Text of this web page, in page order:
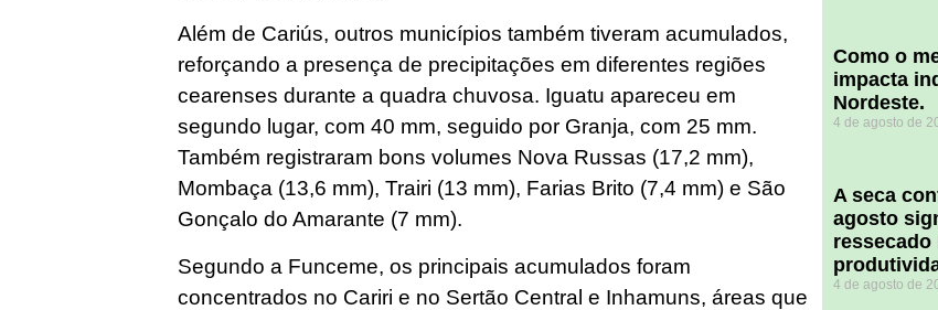
Além de Cariús, outros municípios também tiveram acumulados,
reforçando a presença de precipitações em diferentes regiões
cearenses durante a quadra chuvosa. Iguatu apareceu em
segundo lugar, com 40 mm, seguido por Granja, com 25 mm.
Também registraram bons volumes Nova Russas (17,2 mm),
Mombaça (13,6 mm), Trairi (13 mm), Farias Brito (7,4 mm) e São
Gonçalo do Amarante (7 mm).
Segundo a Funceme, os principais acumulados foram
concentrados no Cariri e no Sertão Central e Inhamuns, áreas que
​Como o
impacta
Nordeste.
4 de agosto de
A seca
agosto
ressecado
4 de agosto de